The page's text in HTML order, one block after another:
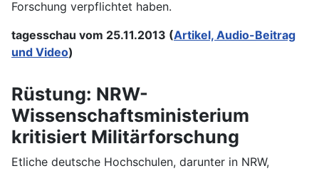
Forschung verpflichtet haben.
tagesschau vom 25.11.2013 (Artikel, Audio-Beitrag
und Video)
Rüstung: NRW-
Wissenschaftsministerium
kritisiert Militärforschung
Etliche deutsche Hochschulen, darunter in NRW,